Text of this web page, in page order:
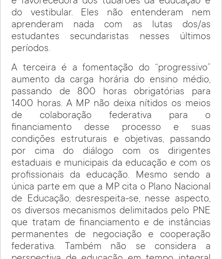
do vestibular. Eles não entenderam nem
aprenderam nada com as lutas dos/as
estudantes secundaristas nesses últimos
períodos.
A terceira é a fomentação do “progressivo”
aumento da carga horária do ensino médio,
passando de 800 horas obrigatórias para
1400 horas. A MP não deixa nítidos os meios
de colaboração federativa para o
financiamento desse processo e suas
condições estruturais e objetivas, passando
por cima do diálogo com os dirigentes
estaduais e municipais da educação e com os
profissionais da educação. Mesmo sendo a
única parte em que a MP cita o Plano Nacional
de Educação, desrespeita-se, nesse aspecto,
os diversos mecanismos delimitados pelo PNE
que tratam de financiamento e de instâncias
permanentes de negociação e cooperação
federativa. Também não se considera a